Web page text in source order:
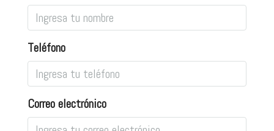
Teléfono
Correo electrónico